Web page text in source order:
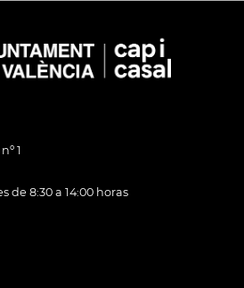
1
de 8:30 a 14:00 horas